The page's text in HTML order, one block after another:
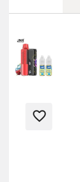
favorite_border